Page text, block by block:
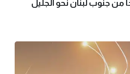
50 صاروخا من جنوب لبنان نحو الجليل